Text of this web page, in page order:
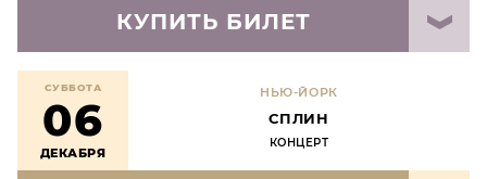
КУПИТЬ БИЛЕТ
СУББОТА
06
ДЕКАБРЯ
НЬЮ-ЙОРК
СПЛИН
КОНЦЕРТ